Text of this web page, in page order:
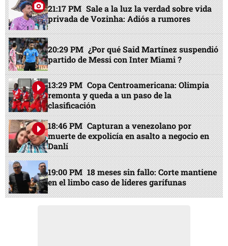
21:17 PM Sale a la luz la verdad sobre vida
privada de Vozinha: Adiós a rumores
20:29 PM ¿Por qué Said Martínez suspendió
partido de Messi con Inter Miami ?
13:29 PM Copa Centroamericana: Olimpia
remonta y queda a un paso de la
clasificación
18:46 PM Capturan a venezolano por
muerte de expolicía en asalto a negocio en
Danlí
19:00 PM 18 meses sin fallo: Corte mantiene
en el limbo caso de líderes garífunas